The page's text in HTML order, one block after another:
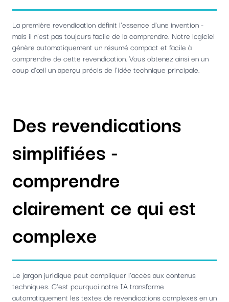
La première revendication définit l'essence d'une invention -
mais il n'est pas toujours facile de la comprendre. Notre logiciel
génère automatiquement un résumé compact et facile à
comprendre de cette revendication. Vous obtenez ainsi en un
coup d'œil un aperçu précis de l'idée technique principale.
Des revendications
simplifiées -
comprendre
clairement ce qui est
complexe
Le jargon juridique peut compliquer l'accès aux contenus
techniques. C'est pourquoi notre IA transforme
automatiquement les textes de revendications complexes en un